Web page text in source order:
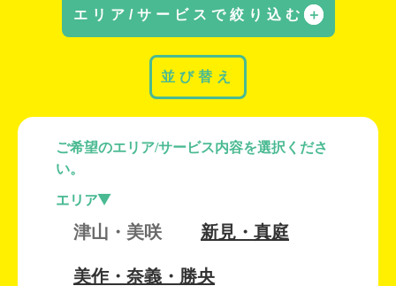
エリア/サービスで絞り込む ＋
ご希望のエリア/サービス内容を選択くださ
い。
エリア
津山・美咲 新見・真庭
美作・奈義・勝央
並び替え